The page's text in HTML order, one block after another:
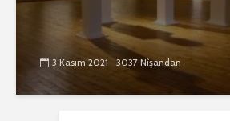
3 Kasım 2021 3037 Nîşandan